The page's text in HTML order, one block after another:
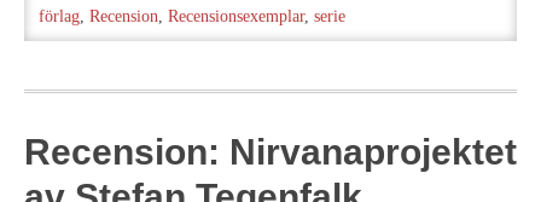
förlag, Recension, Recensionsexemplar, serie
Recension: Nirvanaprojektet